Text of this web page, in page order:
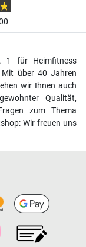
1 für Heimfitness
über 40 Jahren
wir Ihnen auch
Qualität,
zum Thema
Wir freuen uns